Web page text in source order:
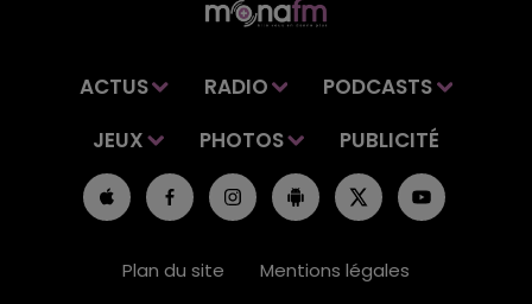
ACTUS RADIO
PODCASTS
JEUX
PHOTOS PUBLICITÉ
Plan du site
Mentions légales